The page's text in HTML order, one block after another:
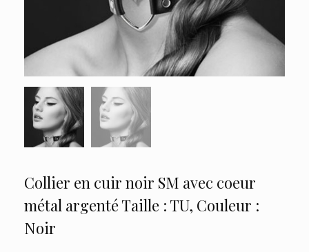
Collier en cuir noir SM avec coeur
métal argenté Taille : TU, Couleur :
Noir